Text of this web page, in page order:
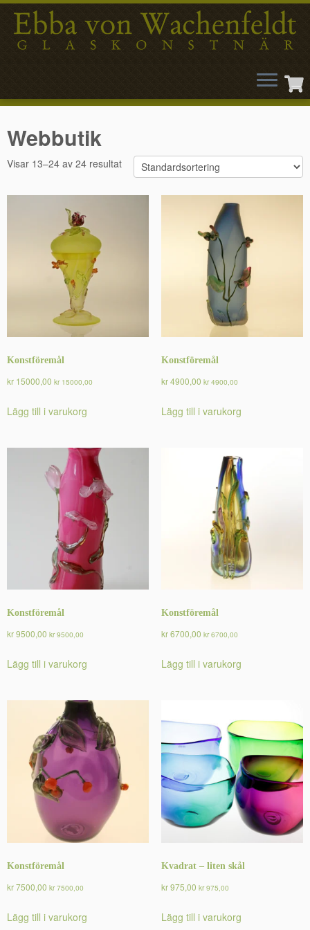
till
innehåll
Webbutik
Visar 13–24 av 24 resultat
Konstföremål
kr 15000,00 kr15000,00
Lägg till i varukorg
Konstföremål
kr4900,00 kr4900,00
Lägg till i varukorg
Konstföremål
kr9500,00 kr9500,00
Lägg till i varukorg
Konstföremål
kr6700,00 kr6700,00
Lägg till i varukorg
Konstföremål
kr7500,00 kr7500,00
Lägg till i varukorg
Kvadrat – liten skål
kr975,00 kr975,00
Lägg till i varukorg